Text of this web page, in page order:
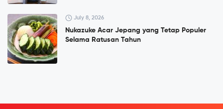
July 8, 2026
Nukazuke Acar Jepang yang Tetap Populer
Selama Ratusan Tahun